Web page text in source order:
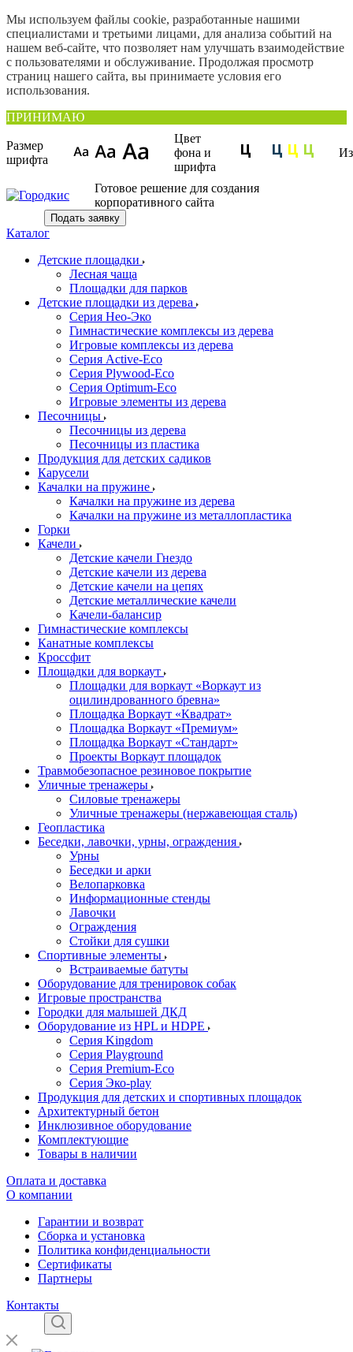
Мы используем файлы cookie, разработанные нашими
специалистами и третьими лицами, для анализа событий на
нашем веб-сайте, что позволяет нам улучшать взаимодействие
с пользователями и обслуживание. Продолжая просмотр
страниц нашего сайта, вы принимаете условия его
использования.
ПРИНИМАЮ
Размер
шрифта
Цвет
фона и
шрифта
Готовое решение для создания
корпоративного сайта
Подать заявку
Каталог
Детские площадки
Лесная чаща
Площадки для парков
Детские площадки из дерева
Серия Нео-Эко
Гимнастические комплексы из дерева
Игровые комплексы из дерева
Серия Active-Eco
Серия Plywood-Eco
Серия Оptimum-Еco
Игровые элементы из дерева
Песочницы
Песочницы из дерева
Песочницы из пластика
Продукция для детских садиков
Карусели
Качалки на пружине
Качалки на пружине из дерева
Качалки на пружине из металлопластика
Горки
Качели
Детские качели Гнездо
Детские качели из дерева
Детские качели на цепях
Детские металлические качели
Качели-балансир
Гимнастические комплексы
Канатные комплексы
Кроссфит
Площадки для воркаут
Площадки для воркаут «Воркаут из
оцилиндрованного бревна»
Площадка Воркаут «Квадрат»
Площадка Воркаут «Премиум»
Площадка Воркаут «Стандарт»
Проекты Воркаут площадок
Травмобезопасное резиновое покрытие
Уличные тренажеры
Силовые тренажеры
Уличные тренажеры (нержавеющая сталь)
Геопластика
Беседки, лавочки, урны, ограждения
Урны
Беседки и арки
Велопарковка
Информационные стенды
Лавочки
Ограждения
Стойки для сушки
Спортивные элементы
Встраиваемые батуты
Оборудование для тренировок собак
Игровые пространства
Городки для малышей ДКД
Оборудование из HPL и HDPE
Серия Kingdom
Серия Playground
Серия Premium-Eco
Серия Эко-play
Продукция для детских и спортивных площадок
Архитектурный бетон
Инклюзивное оборудование
Комплектующие
Товары в наличии
Оплата и доставка
О компании
Гарантии и возврат
Сборка и установка
Политика конфиденциальности
Сертификаты
Партнеры
Контакты